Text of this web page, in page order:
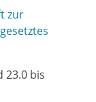
zur
23.0 bis